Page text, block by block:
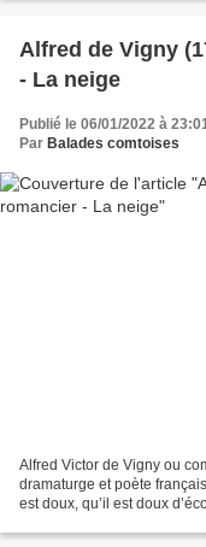
Alfred de Vigny
- La neige
Publié le 06/01/2022 à
Par Balades comtoises
Alfred Victor de Vigny ou
dramaturge et poète
est doux, qu’il est doux